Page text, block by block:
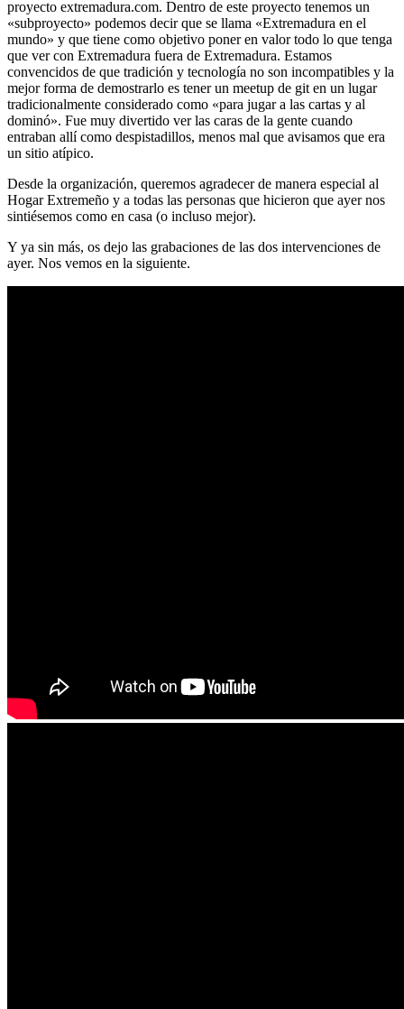
proyecto extremadura.com. Dentro de este proyecto tenemos un
«subproyecto» podemos decir que se llama «Extremadura en el
mundo» y que tiene como objetivo poner en valor todo lo que tenga
que ver con Extremadura fuera de Extremadura. Estamos
convencidos de que tradición y tecnología no son incompatibles y la
mejor forma de demostrarlo es tener un meetup de git en un lugar
tradicionalmente considerado como «para jugar a las cartas y al
dominó». Fue muy divertido ver las caras de la gente cuando
entraban allí como despistadillos, menos mal que avisamos que era
un sitio atípico.
Desde la organización, queremos agradecer de manera especial al
Hogar Extremeño y a todas las personas que hicieron que ayer nos
sintiésemos como en casa (o incluso mejor).
Y ya sin más, os dejo las grabaciones de las dos intervenciones de
ayer. Nos vemos en la siguiente.